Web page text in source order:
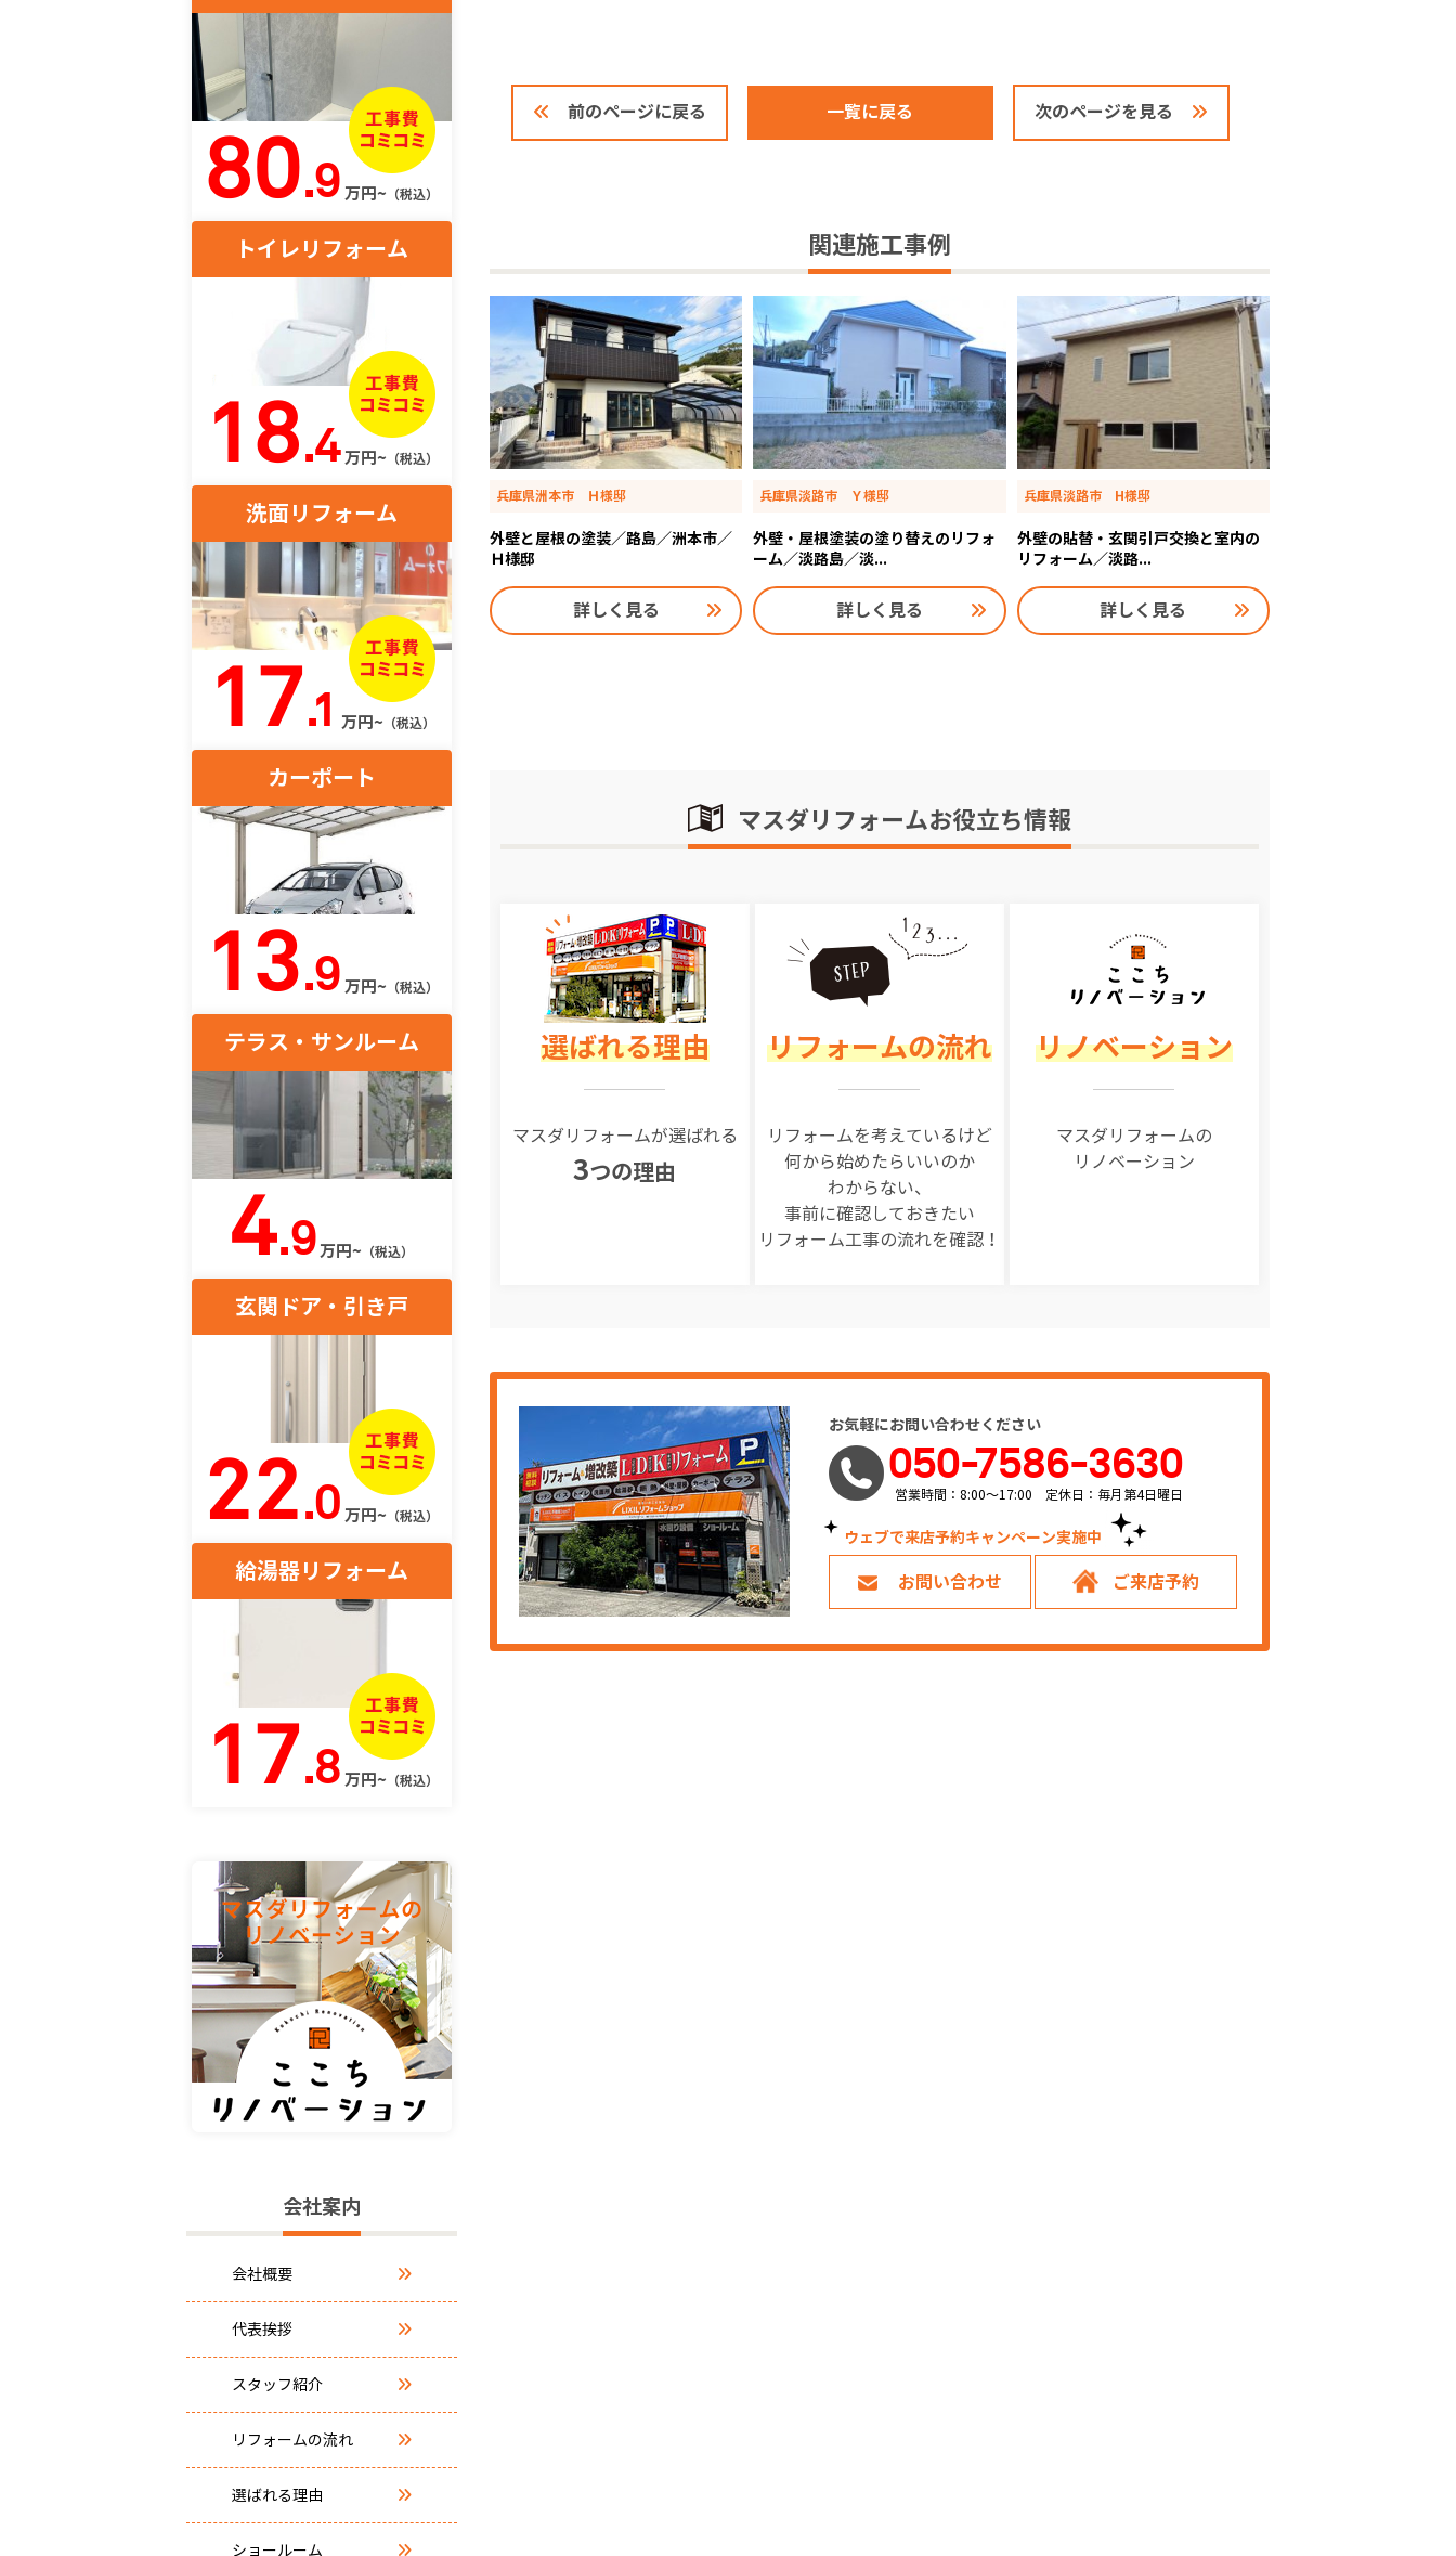
前のページに戻る 一覧に戻る 次のページを見る
関連施工事例
兵庫県洲本市 Ｈ様邸
外壁と屋根の塗装／路島／洲本市／
Ｈ様邸
詳しく見る
兵庫県淡路市 Ｙ様邸
外壁・屋根塗装の塗り替えのリフォ
ーム／淡路島／淡...
詳しく見る
兵庫県淡路市 H様邸
外壁の貼替・玄関引戸交換と室内の
リフォーム／淡路...
詳しく見る
マスダリフォームお役立ち情報
選ばれる理由
マスダリフォームが選ばれる
3つの理由
リフォームの流れ
リフォームを考えているけど
何から始めたらいいのか
わからない、
事前に確認しておきたい
リフォーム工事の流れを確認！
リノベーション
マスダリフォームの
リノベーション
お気軽にお問い合わせください
050-7586-3630
営業時間：8:00～17:00 定休日：毎月第4日曜日
ウェブで来店予約キャンペーン実施中！
お問い合わせ ご来店予約
80.9 万円~ （税込）
トイレリフォーム
18.4万円~ （税込）
洗面リフォーム
17.1 万円~ （税込）
カーポート
13.9 万円~ （税込）
テラス・サンルーム
4.9万円~ （税込）
玄関ドア・引き戸
22.0 万円~ （税込）
給湯器リフォーム
17.8 万円~ （税込）
会社案内
会社概要
代表挨拶
スタッフ紹介
リフォームの流れ
選ばれる理由
ショールーム